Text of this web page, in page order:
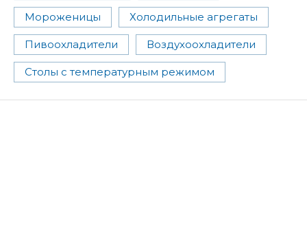
Мороженицы Холодильные агрегаты
Пивоохладители Воздухоохладители
Столы с температурным режимом